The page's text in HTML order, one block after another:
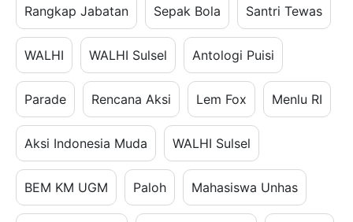
Rangkap Jabatan Sepak Bola Santri Tewas
WALHI WALHI Sulsel Antologi Puisi
Parade Rencana Aksi Lem Fox Menlu RI
Aksi Indonesia Muda WALHI Sulsel
BEM KM UGM Paloh Mahasiswa Unhas